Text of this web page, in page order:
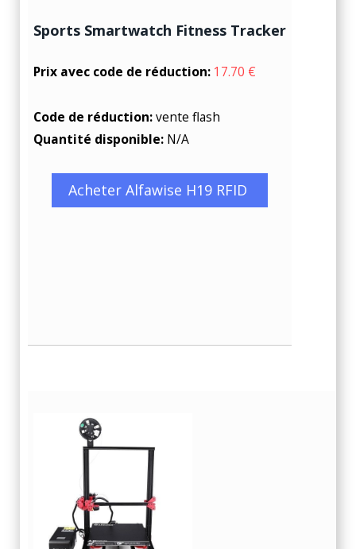
Sports Smartwatch Fitness Tracker
Prix avec code de réduction: 17.70 €
Code de réduction:vente flash
Quantité disponible: N/A
Acheter Alfawise H19 RFID